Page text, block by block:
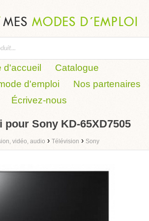
d'accueil
Catalogue
d'emploi
Nos partenaires
Écrivez-nous
pour Sony KD-65XD7505
vidéo, audio › Télévision › Sony